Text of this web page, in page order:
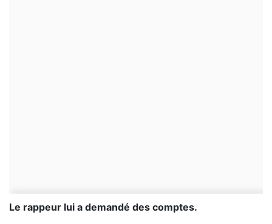
Le rappeur lui a demandé des comptes.